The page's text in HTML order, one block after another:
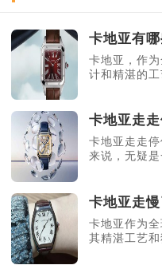
卡地亚有哪
卡地亚，作
计和精湛的
卡地亚走
卡地亚走走
来说，无疑
卡地亚走
卡地亚作为
其精湛工艺